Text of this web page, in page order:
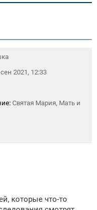
2021, 12:33
Святая Мария, Мать и
которые что-то